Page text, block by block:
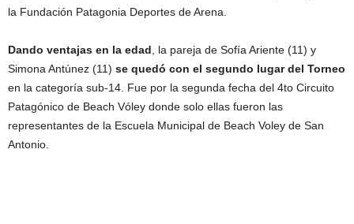
la Fundación Patagonia Deportes de Arena.
Dando ventajas en la edad , la pareja de Sofía Ariente (11) y
Simona Antúnez (11) se quedó con el segundo lugar del Torneo
en la categoría sub-14. Fue por la segunda fecha del 4to Circuito
Patagónico de Beach Vóley donde solo ellas fueron las
representantes de la Escuela Municipal de Beach Voley de San
Antonio.